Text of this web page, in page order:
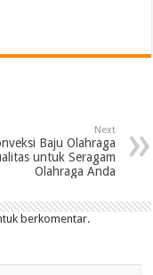
Next
Baju Olahraga
untuk Seragam
Olahraga Anda
berkomentar.